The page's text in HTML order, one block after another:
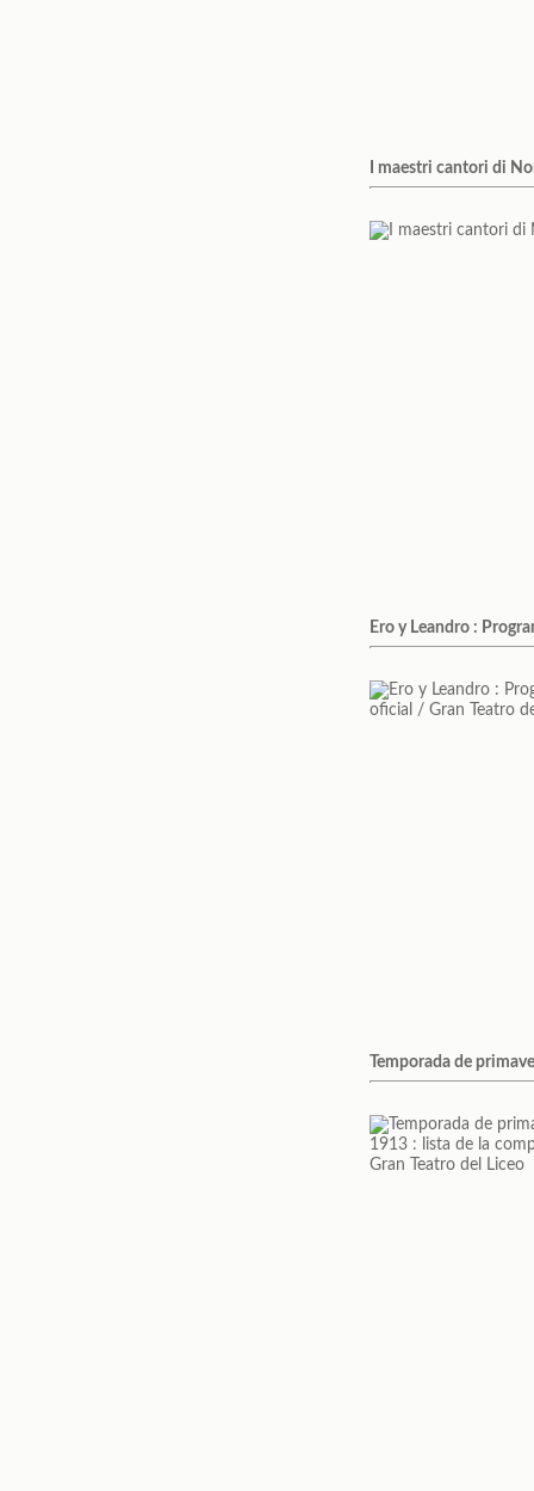
I maestri cantori di
Ero y Leandro :
Temporada de